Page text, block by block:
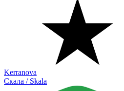
Kerranova
Скала / Skala